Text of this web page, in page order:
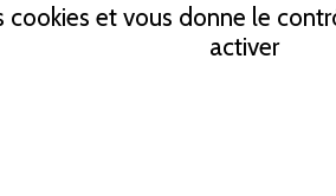
cookies et vous donne le
activer